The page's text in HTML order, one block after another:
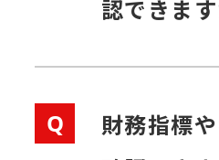
認できま
Q
財務指標